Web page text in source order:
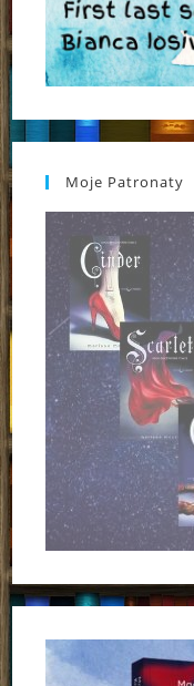
Moje Patronaty